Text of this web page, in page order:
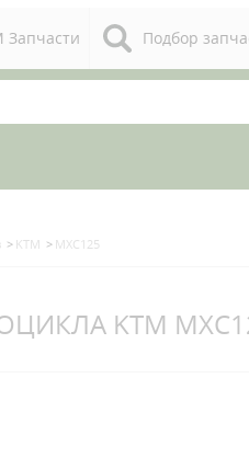
Запчасти Подбор
KTM MXC125
KTM